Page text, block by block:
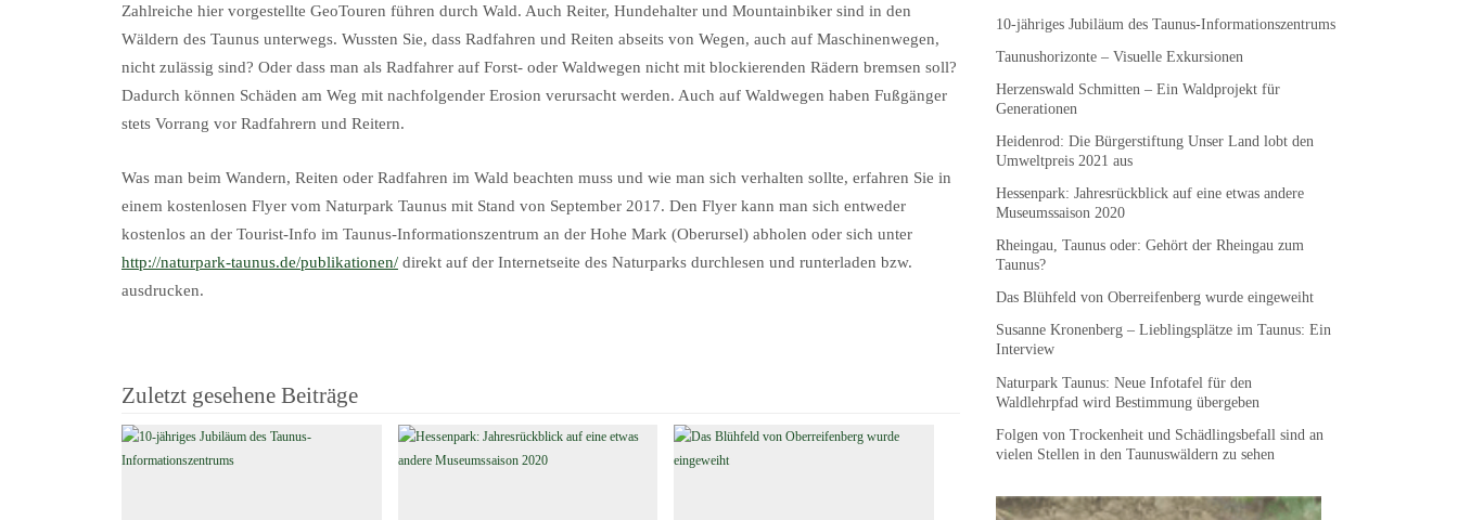
Zahlreiche hier vorgestellte GeoTouren führen durch Wald. Auch Reiter, Hundehalter und Mountainbiker sind in den
Wäldern des Taunus unterwegs. Wussten Sie, dass Radfahren und Reiten abseits von Wegen, auch auf Maschinenwegen,
nicht zulässig sind? Oder dass man als Radfahrer auf Forst- oder Waldwegen nicht mit blockierenden Rädern bremsen soll?
Dadurch können Schäden am Weg mit nachfolgender Erosion verursacht werden. Auch auf Waldwegen haben Fußgänger
stets Vorrang vor Radfahrern und Reitern.
Was man beim Wandern, Reiten oder Radfahren im Wald beachten muss und wie man sich verhalten sollte, erfahren Sie in
einem kostenlosen Flyer vom Naturpark Taunus mit Stand von September 2017. Den Flyer kann man sich entweder
kostenlos an der Tourist-Info im Taunus-Informationszentrum an der Hohe Mark (Oberursel) abholen oder sich unter
http://naturpark-taunus.de/publikationen/ direkt auf der Internetseite des Naturparks durchlesen und runterladen bzw.
ausdrucken.
Zuletzt gesehene Beiträge
10-jähriges Jubiläum des Taunus-Informationszentrums
Taunushorizonte – Visuelle Exkursionen
Herzenswald Schmitten – Ein Waldprojekt für
Generationen
Heidenrod: Die Bürgerstiftung Unser Land lobt den
Umweltpreis 2021 aus
Hessenpark: Jahresrückblick auf eine etwas andere
Museumssaison 2020
Rheingau, Taunus oder: Gehört der Rheingau zum
Taunus?
Das Blühfeld von Oberreifenberg wurde eingeweiht
Susanne Kronenberg – Lieblingsplätze im Taunus: Ein
Interview
Naturpark Taunus: Neue Infotafel für den
Waldlehrpfad wird Bestimmung übergeben
Folgen von Trockenheit und Schädlingsbefall sind an
vielen Stellen in den Taunuswäldern zu sehen